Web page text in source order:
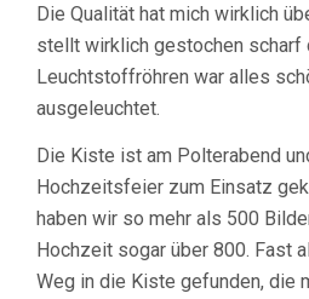
Die Qualität hat mich wirklich
stellt wirklich gestochen scharf
Leuchtstoffröhren war alles
ausgeleuchtet.
Die Kiste ist am Polterabend
Hochzeitsfeier zum Einsatz
haben wir so mehr als 500
Hochzeit sogar über 800. Fast
Weg in die Kiste gefunden, die